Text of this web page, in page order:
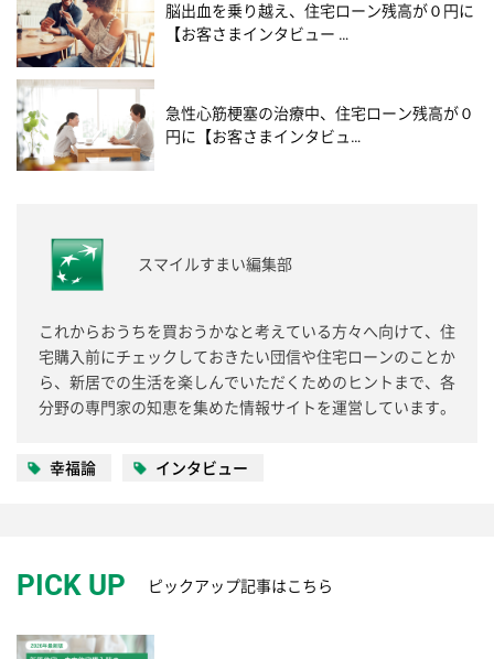
脳出血を乗り越え、住宅ローン残高が０円に
【お客さまインタビュー …
急性心筋梗塞の治療中、住宅ローン残高が０
円に【お客さまインタビュ…
スマイルすまい編集部
これからおうちを買おうかなと考えている方々へ向けて、住
宅購入前にチェックしておきたい団信や住宅ローンのことか
ら、新居での生活を楽しんでいただくためのヒントまで、各
分野の専門家の知恵を集めた情報サイトを運営しています。
幸福論 インタビュー
PICK UP ピックアップ記事はこちら